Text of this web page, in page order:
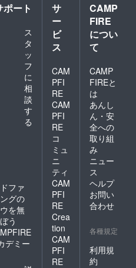
ポート
ス
タ
ッ
フ
に
相
談
す
る
ファ
グの
を無
う
デミー
サ
ー
ビ
ス
CAM
PFI
RE
CAM
PFI
RE
コ
ミュ
ニ
ティ
CAM
PFI
RE
Crea
tion
CAM
PFI
RE
CAMP
FIRE
につい
て
CAMP
FIREと
は
あんし
ん・安
全への
取り組
み
ニュー
ス
ヘルプ
お問い
合わせ
各種規定
利用規
約